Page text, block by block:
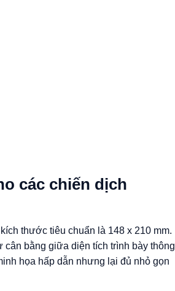
các chiến dịch
thước tiêu chuẩn là 148 x 210 mm.
bằng giữa diện tích trình bày thông
họa hấp dẫn nhưng lại đủ nhỏ gọn